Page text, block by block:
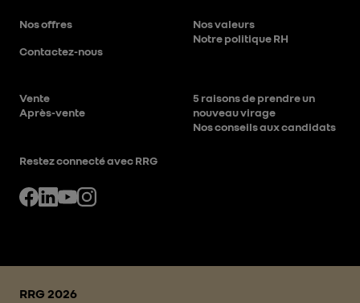
Nos offres
Contactez-nous
Nos valeurs
Notre politique RH
Vente
Après-vente
5 raisons de prendre un
nouveau virage
Nos conseils aux candidats
Restez connecté avec RRG
RRG 2026